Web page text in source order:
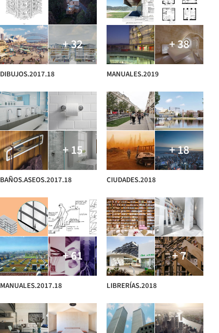
+ 32
DIBUJOS.2017.18
+ 38
MANUALES.2019
+ 15
BAÑOS.ASEOS.2017.18
+ 18
CIUDADES.2018
+ 61
MANUALES.2017.18
+ 7
LIBRERÍAS.2018